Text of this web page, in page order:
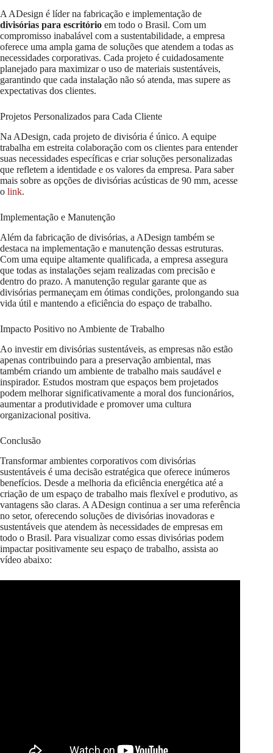
A ADesign é líder na fabricação e implementação de
divisórias para escritório em todo o Brasil. Com um
compromisso inabalável com a sustentabilidade, a empresa
oferece uma ampla gama de soluções que atendem a todas as
necessidades corporativas. Cada projeto é cuidadosamente
planejado para maximizar o uso de materiais sustentáveis,
garantindo que cada instalação não só atenda, mas supere as
expectativas dos clientes.
Projetos Personalizados para Cada Cliente
Na ADesign, cada projeto de divisória é único. A equipe
trabalha em estreita colaboração com os clientes para entender
suas necessidades específicas e criar soluções personalizadas
que refletem a identidade e os valores da empresa. Para saber
mais sobre as opções de divisórias acústicas de 90 mm, acesse
o link.
Implementação e Manutenção
Além da fabricação de divisórias, a ADesign também se
destaca na implementação e manutenção dessas estruturas.
Com uma equipe altamente qualificada, a empresa assegura
que todas as instalações sejam realizadas com precisão e
dentro do prazo. A manutenção regular garante que as
divisórias permaneçam em ótimas condições, prolongando sua
vida útil e mantendo a eficiência do espaço de trabalho.
Impacto Positivo no Ambiente de Trabalho
Ao investir em divisórias sustentáveis, as empresas não estão
apenas contribuindo para a preservação ambiental, mas
também criando um ambiente de trabalho mais saudável e
inspirador. Estudos mostram que espaços bem projetados
podem melhorar significativamente a moral dos funcionários,
aumentar a produtividade e promover uma cultura
organizacional positiva.
Conclusão
Transformar ambientes corporativos com divisórias
sustentáveis é uma decisão estratégica que oferece inúmeros
benefícios. Desde a melhoria da eficiência energética até a
criação de um espaço de trabalho mais flexível e produtivo, as
vantagens são claras. A ADesign continua a ser uma referência
no setor, oferecendo soluções de divisórias inovadoras e
sustentáveis que atendem às necessidades de empresas em
todo o Brasil. Para visualizar como essas divisórias podem
impactar positivamente seu espaço de trabalho, assista ao
vídeo abaixo: